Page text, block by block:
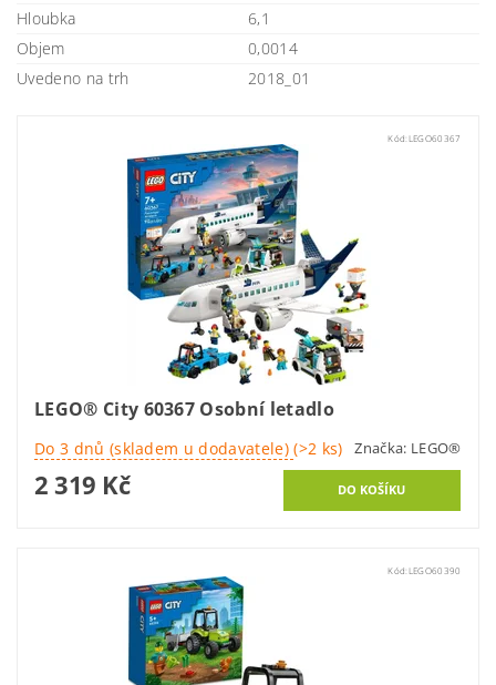
Hloubka
6,1
Objem
0,0014
Uvedeno na trh
2018_01
Kód: LEGO60367
LEGO® City 60367 Osobní letadlo
Do 3 dnů (skladem u dodavatele)(>2 ks) Značka: LEGO®
2 319 Kč
Kód: LEGO60390